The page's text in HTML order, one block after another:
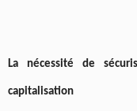
La nécessité de
capitalisation